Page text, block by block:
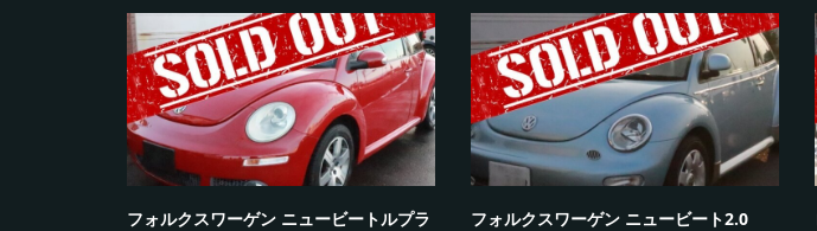
フォルクスワーゲン ニュービートルプラ
フォルクスワーゲン ニュービート2.0